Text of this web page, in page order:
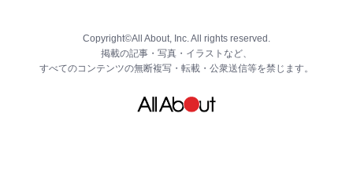
Copyright©All About, Inc. All rights reserved.
掲載の記事・写真・イラストなど、
すべてのコンテンツの無断複写・転載・公衆送信等を禁じます。